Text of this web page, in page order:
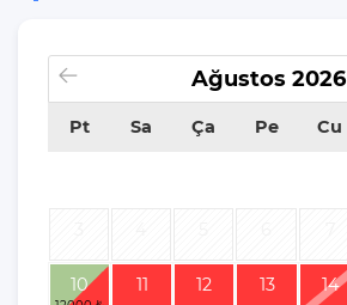
Ağustos 2026
Pt Sa Ça Pe Cu
10 11 12 13 14